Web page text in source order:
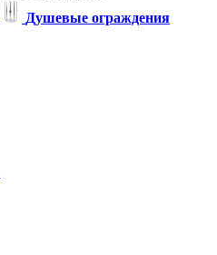
Душевые ограждения